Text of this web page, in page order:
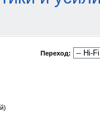
Переход: